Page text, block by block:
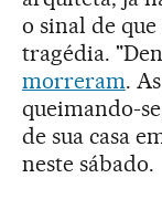
o sinal de
tragédia.
morreram.
queimando-
de sua casa
neste sábado.